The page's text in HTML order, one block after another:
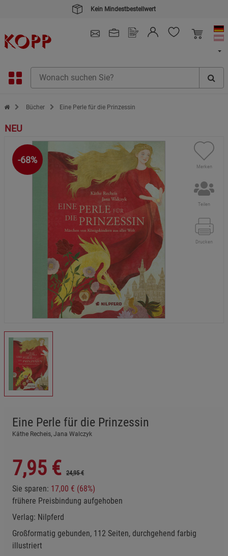
Kein Mindestbestellwert
Zur Startseite des Kopp Verlag Online-Shop
Bücher Eine Perle für die Prinzessin
NEU
-68%
Merken
Teilen
Drucken
Eine Perle für die Prinzessin
Käthe Recheis, Jana Walczyk
7,95 € 24,95 €
Sie sparen: 17,00 € (68%)
frühere Preisbindung aufgehoben
Verlag: Nilpferd
Großformatig gebunden, 112 Seiten, durchgehend farbig
illustriert